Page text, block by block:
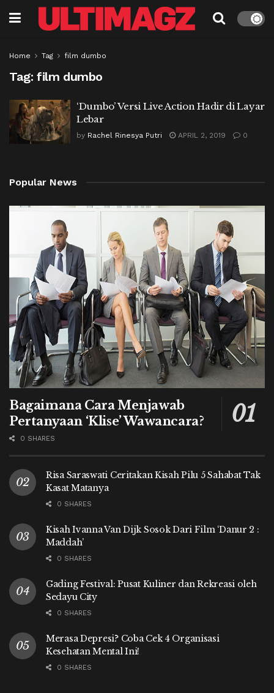
Home Tag film dumbo
Tag: film dumbo
‘Dumbo’ Versi Live Action Hadir di Layar
Lebar
by Rachel Rinesya Putri APRIL 2, 2019 0
Popular News
Bagaimana Cara Menjawab
Pertanyaan ‘Klise’ Wawancara?
0 SHARES
Risa Saraswati Ceritakan Kisah Pilu 5 Sahabat Tak
Kasat Matanya
0 SHARES
Kisah Ivanna Van Dijk Sosok Dari Film ‘Danur 2 :
Maddah’
0 SHARES
Gading Festival: Pusat Kuliner dan Rekreasi oleh
Sedayu City
0 SHARES
Merasa Depresi? Coba Cek 4 Organisasi
Kesehatan Mental Ini!
0 SHARES